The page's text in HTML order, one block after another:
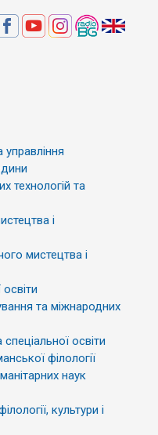
технологій та
і
мистецтва і
та міжнародних
освіти
філології
наук
культури і